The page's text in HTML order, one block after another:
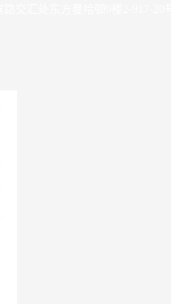
交汇处东方曼哈顿9楼2-917-20号